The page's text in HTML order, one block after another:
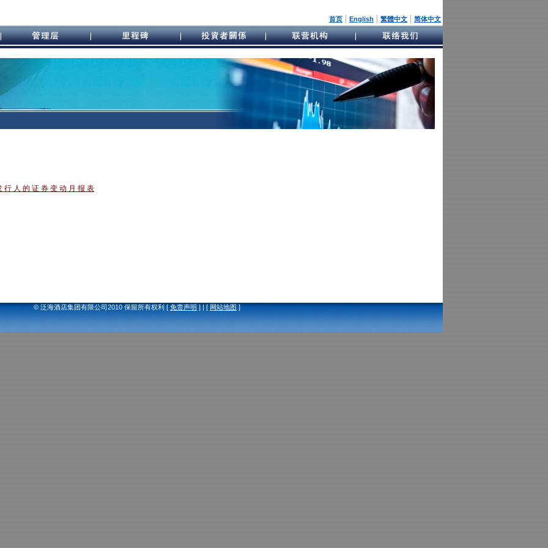
首页 | English | 繁體中文 | 简体中文
行 人 的 证 券 变 动 月 报 表
© 泛海酒店集团有限公司2010 保留所有权利 [免责声明] | [网站地图]